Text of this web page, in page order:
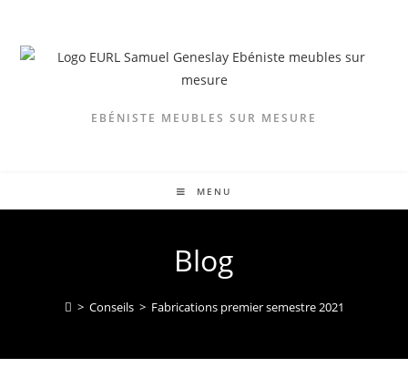
content
EBÉNISTE MEUBLES SUR MESURE
MENU
Blog
> Conseils > Fabrications premier semestre 2021